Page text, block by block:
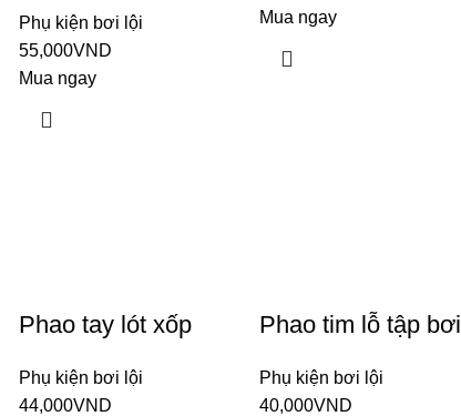
Phụ kiện bơi lội
55,000VND
Mua ngay
Mua ngay
Phao tay lót xốp
Phụ kiện bơi lội
44,000VND
Phao tim lỗ tập bơi
Phụ kiện bơi lội
40,000VND